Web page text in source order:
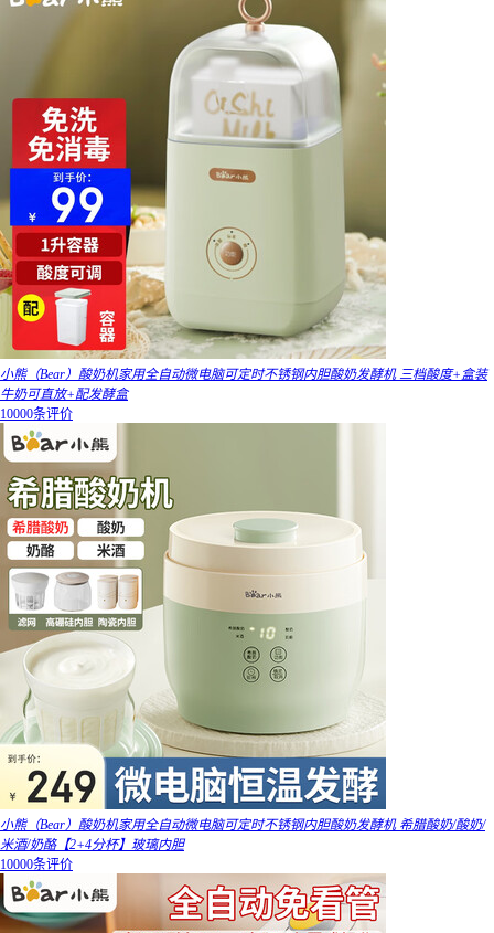
小熊（Bear）酸奶机家用全自动微电脑可定时不锈钢内胆酸奶发酵机 三档酸度+盒装
牛奶可直放+配发酵盒
10000条评价
小熊（Bear）酸奶机家用全自动微电脑可定时不锈钢内胆酸奶发酵机 希腊酸奶/酸奶/
米酒/奶酪【2+4分杯】玻璃内胆
10000条评价